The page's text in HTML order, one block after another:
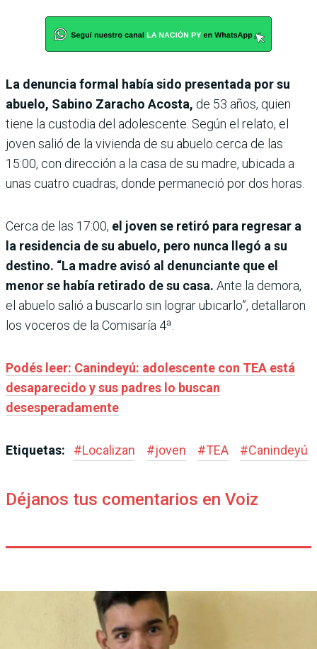
La denuncia formal había sido presentada por su
abuelo, Sabino Zaracho Acosta, de 53 años, quien
tiene la custodia del adolescente. Según el relato, el
joven salió de la vivienda de su abuelo cerca de las
15:00, con dirección a la casa de su madre, ubicada a
unas cuatro cuadras, donde permaneció por dos horas.
Cerca de las 17:00, el joven se retiró para regresar a
la residencia de su abuelo, pero nunca llegó a su
destino. “La madre avisó al denunciante que el
menor se había retirado de su casa. Ante la demora,
el abuelo salió a buscarlo sin lograr ubicarlo”, detallaron
los voceros de la Comisaría 4ª.
Podés leer: Canindeyú: adolescente con TEA está
desaparecido y sus padres lo buscan
desesperadamente
Etiquetas: #Localizan #joven #TEA #Canindeyú
Déjanos tus comentarios en Voiz